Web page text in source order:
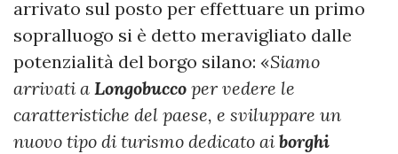
arrivato sul posto per effettuare un primo
sopralluogo si è detto meravigliato dalle
potenzialità del borgo silano: «Siamo
arrivati a Longobucco per vedere le
caratteristiche del paese, e sviluppare un
nuovo tipo di turismo dedicato ai borghi